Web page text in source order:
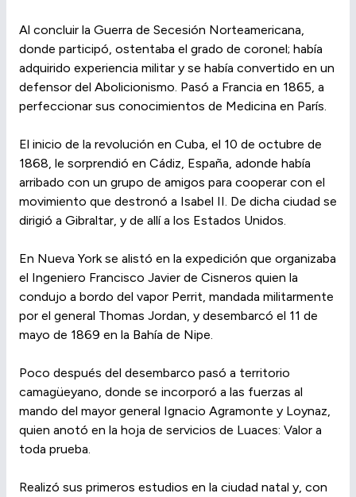
Al concluir la Guerra de Secesión Norteamericana,
donde participó, ostentaba el grado de coronel; había
adquirido experiencia militar y se había convertido en un
defensor del Abolicionismo. Pasó a Francia en 1865, a
perfeccionar sus conocimientos de Medicina en París.
El inicio de la revolución en Cuba, el 10 de octubre de
1868, le sorprendió en Cádiz, España, adonde había
arribado con un grupo de amigos para cooperar con el
movimiento que destronó a Isabel II. De dicha ciudad se
dirigió a Gibraltar, y de allí a los Estados Unidos.
En Nueva York se alistó en la expedición que organizaba
el Ingeniero Francisco Javier de Cisneros quien la
condujo a bordo del vapor Perrit, mandada militarmente
por el general Thomas Jordan, y desembarcó el 11 de
mayo de 1869 en la Bahía de Nipe.
Poco después del desembarco pasó a territorio
camagüeyano, donde se incorporó a las fuerzas al
mando del mayor general Ignacio Agramonte y Loynaz,
quien anotó en la hoja de servicios de Luaces: Valor a
toda prueba.
Realizó sus primeros estudios en la ciudad natal y, con